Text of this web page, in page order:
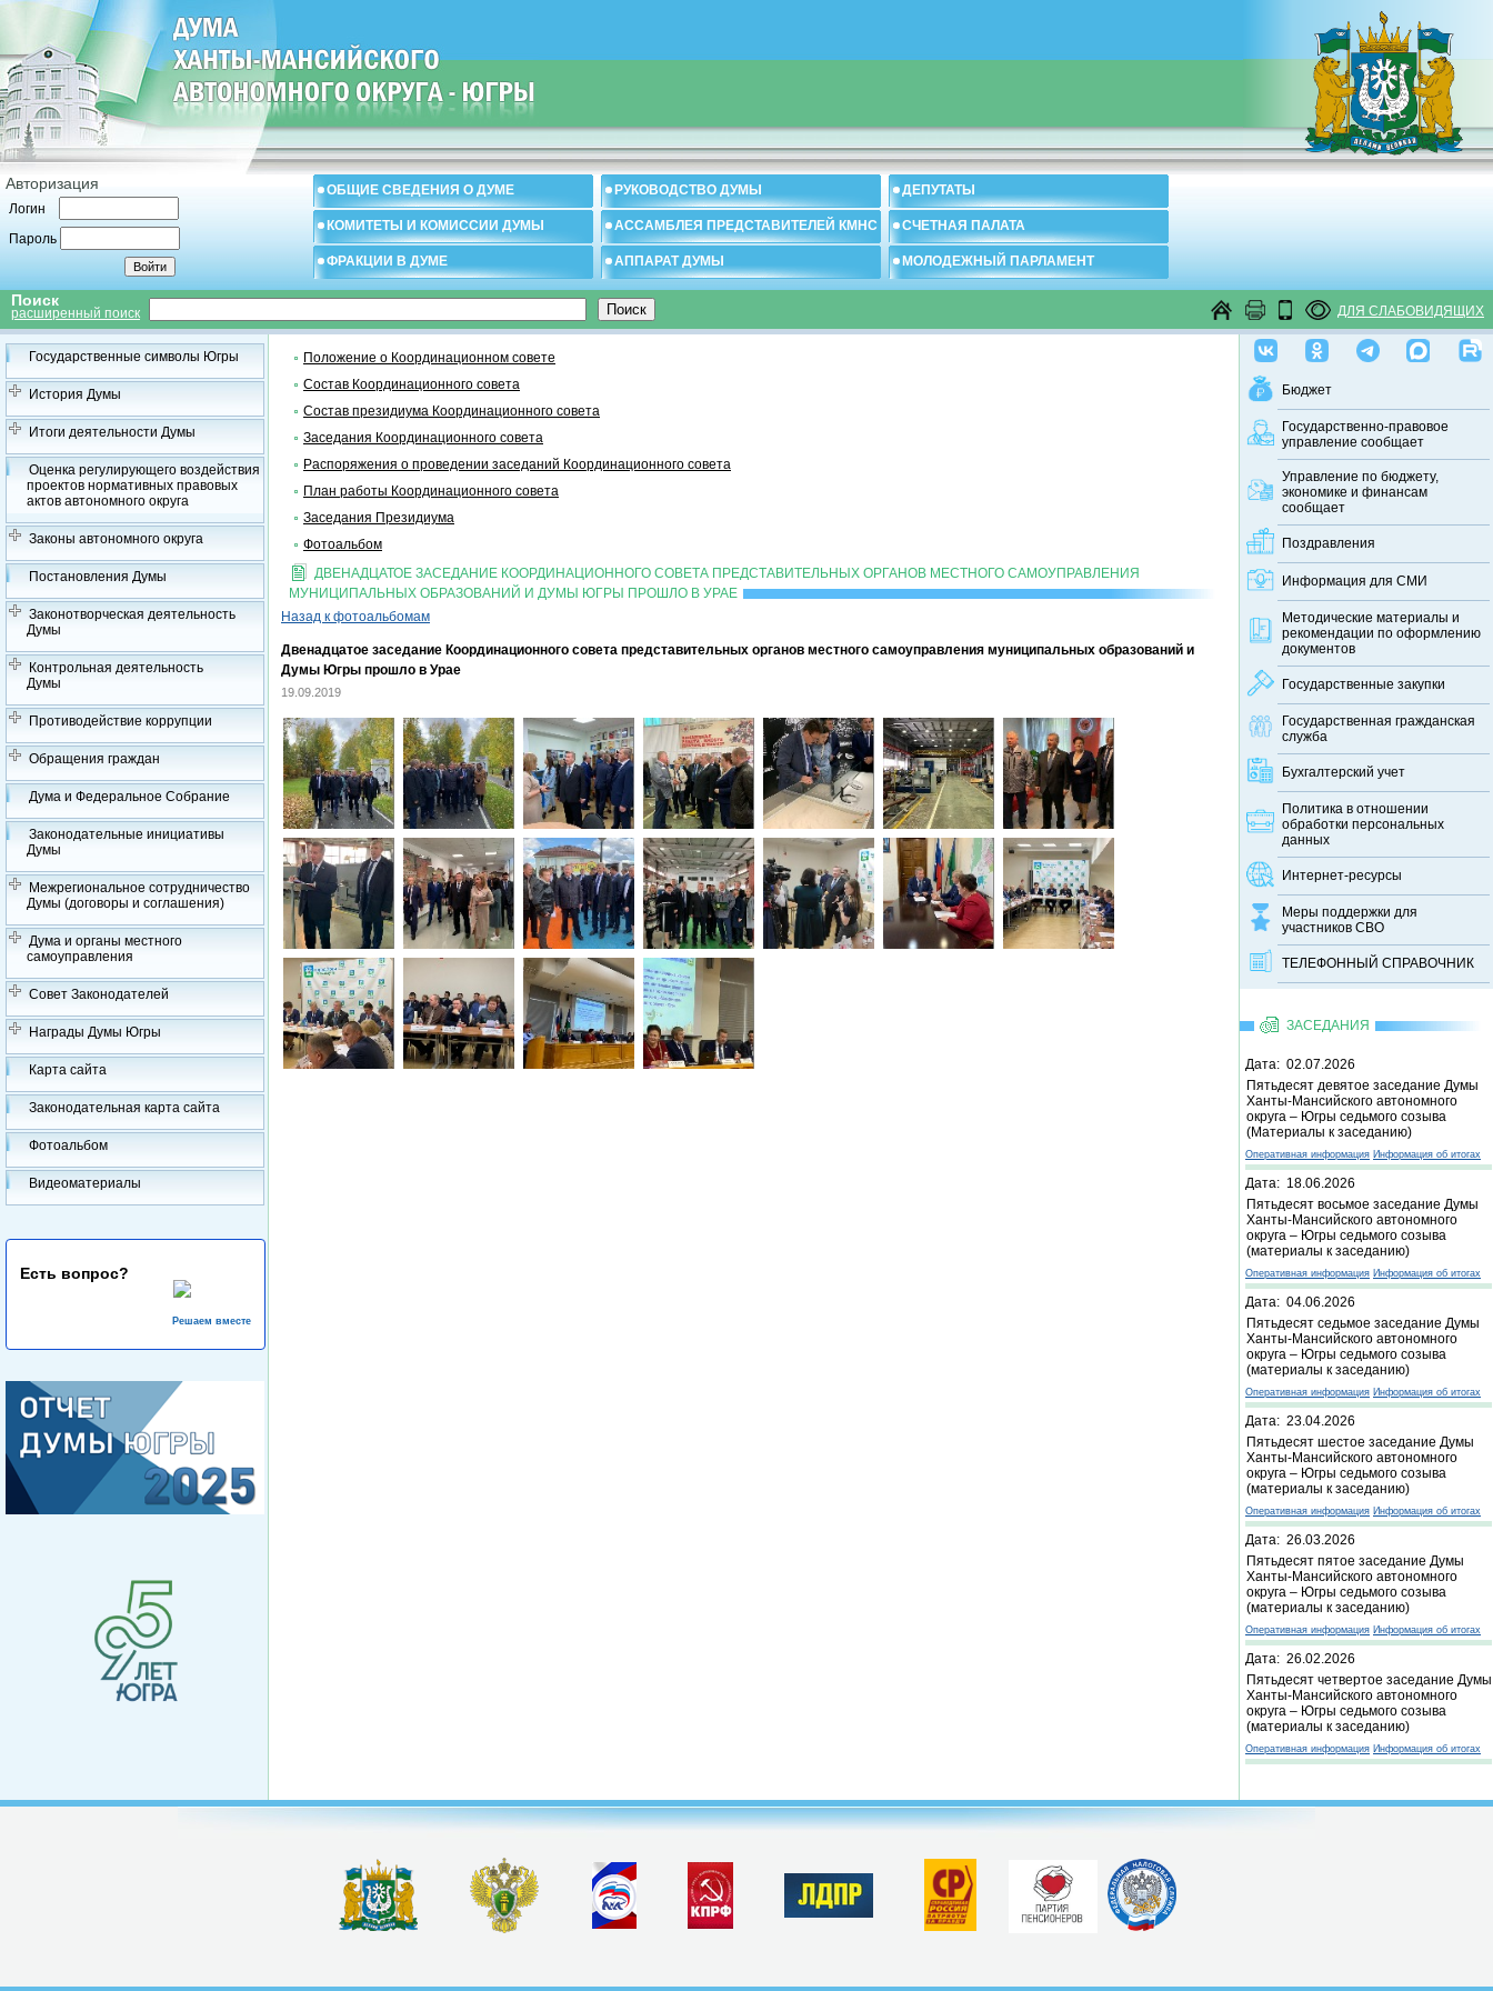
Авторизация
Логин
Пароль
ОБЩИЕ СВЕДЕНИЯ О ДУМЕ РУКОВОДСТВО ДУМЫ ДЕПУТАТЫ
КОМИТЕТЫ И КОМИССИИ ДУМЫ АССАМБЛЕЯ ПРЕДСТАВИТЕЛЕЙ КМНС СЧЕТНАЯ ПАЛАТА
ФРАКЦИИ В ДУМЕ АППАРАТ ДУМЫ МОЛОДЕЖНЫЙ ПАРЛАМЕНТ
Поиск
расширенный поиск ДЛЯ СЛАБОВИДЯЩИХ
Государственные символы Югры
История Думы
Итоги деятельности Думы
Оценка регулирующего воздействия
проектов нормативных правовых
актов автономного округа
Законы автономного округа
Постановления Думы
Законотворческая деятельность
Думы
Контрольная деятельность
Думы
Противодействие коррупции
Обращения граждан
Дума и Федеральное Собрание
Законодательные инициативы
Думы
Межрегиональное сотрудничество
Думы (договоры и соглашения)
Дума и органы местного
самоуправления
Совет Законодателей
Награды Думы Югры
Карта сайта
Законодательная карта сайта
Фотоальбом
Видеоматериалы
Есть вопрос?
Решаем вместе
Бюджет
Государственно-правовое
управление сообщает
Управление по бюджету,
экономике и финансам
сообщает
Поздравления
Информация для СМИ
Методические материалы и
рекомендации по оформлению
документов
Государственные закупки
Государственная гражданская
служба
Бухгалтерский учет
Политика в отношении
обработки персональных
данных
Интернет-ресурсы
Меры поддержки для
участников СВО
ТЕЛЕФОННЫЙ CПРАВОЧНИК
ЗАСЕДАНИЯ
Дата: 02.07.2026
Пятьдесят девятое заседание Думы
Ханты-Мансийского автономного
округа – Югры седьмого созыва
(Материалы к заседанию)
Оперативная информация Информация об итогах
Дата: 18.06.2026
Пятьдесят восьмое заседание Думы
Ханты-Мансийского автономного
округа – Югры седьмого созыва
(материалы к заседанию)
Оперативная информация Информация об итогах
Дата: 04.06.2026
Пятьдесят седьмое заседание Думы
Ханты-Мансийского автономного
округа – Югры седьмого созыва
(материалы к заседанию)
Оперативная информация Информация об итогах
Дата: 23.04.2026
Пятьдесят шестое заседание Думы
Ханты-Мансийского автономного
округа – Югры седьмого созыва
(материалы к заседанию)
Оперативная информация Информация об итогах
Дата: 26.03.2026
Пятьдесят пятое заседание Думы
Ханты-Мансийского автономного
округа – Югры седьмого созыва
(материалы к заседанию)
Оперативная информация Информация об итогах
Дата: 26.02.2026
Пятьдесят четвертое заседание Думы
Ханты-Мансийского автономного
округа – Югры седьмого созыва
(материалы к заседанию)
Оперативная информация Информация об итогах
Положение о Координационном совете
Состав Координационного совета
Состав президиума Координационного совета
Заседания Координационного cовета
Распоряжения о проведении заседаний Координационного совета
План работы Координационного совета
Заседания Президиума
Фотоальбом
ДВЕНАДЦАТОЕ ЗАСЕДАНИЕ КООРДИНАЦИОННОГО СОВЕТА ПРЕДСТАВИТЕЛЬНЫХ ОРГАНОВ МЕСТНОГО САМОУПРАВЛЕНИЯ
МУНИЦИПАЛЬНЫХ ОБРАЗОВАНИЙ И ДУМЫ ЮГРЫ ПРОШЛО В УРАЕ
Назад к фотоальбомам
Двенадцатое заседание Координационного совета представительных органов местного самоуправления муниципальных образований и
Думы Югры прошло в Урае
19.09.2019